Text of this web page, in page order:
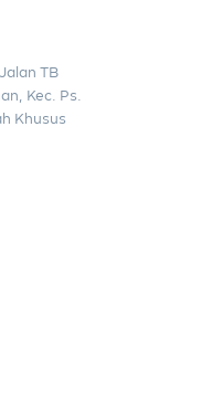
TB
Kec. Ps.
Khusus